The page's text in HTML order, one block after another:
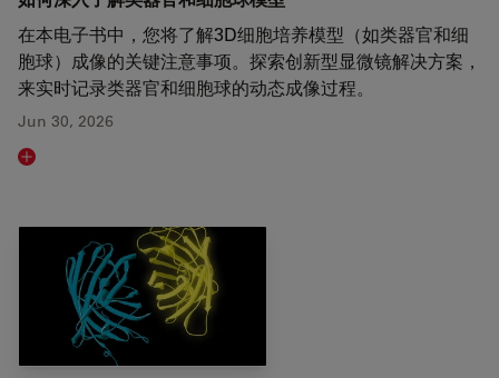
在本电子书中，您将了解3D细胞培养模型（如类器官和细
胞球）成像的关键注意事项。探索创新型显微镜解决方案，
来实时记录类器官和细胞球的动态成像过程。
Jun 30, 2026
Read article